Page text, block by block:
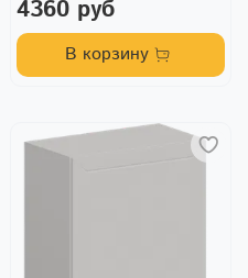
4360 руб
В корзину